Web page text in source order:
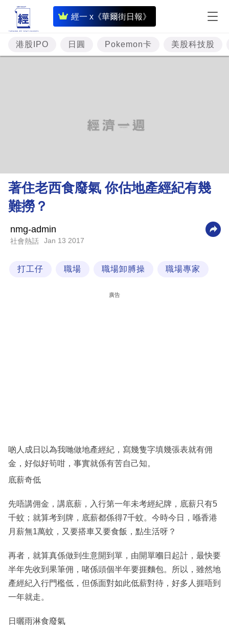
經一 x《華爾街日報》
即
時
財
經
理
財
科
區
港股IPO 日圓 Pokemon卡 美股科技股
著住老西食廢氣 你估地產經紀有幾
難撈？
nmg-admin
社會熱話 Jan 13 2017
打工仔 職場 職場卸膊操 職場專家
廣告
啲人成日以為我哋做地產經紀，寫幾隻字填幾張表就有佣
金，好似好筍咁，事實就係有苦自己知。
底薪奇低
先唔講佣金，講底薪，入行第一年未考經紀牌，底薪只有5
千蚊；就算考到牌，底薪都係得7千蚊。今時今日，喺香港
月薪無1萬蚊，又要搭車又要食飯，點生活呀？
再者，就算真係做到生意開到單，由開單嗰日起計，最快要
半年先收到果筆佣，啫係頭個半年要捱麵包。所以，雖然地
產經紀入行門檻低，但係面對如此低薪對待，好多人捱唔到
一年就走。
日曬雨淋食廢氣